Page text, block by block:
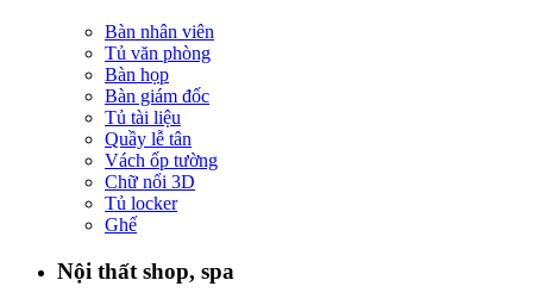
Bàn nhân viên
Tủ văn phòng
Bàn họp
Bàn giám đốc
Tủ tài liệu
Quầy lễ tân
Vách ốp tường
Chữ nổi 3D
Tủ locker
Ghế
Nội thất shop, spa